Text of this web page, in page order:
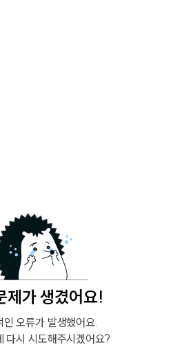
제가 생겼어요!
인 오류가 발생했어요.
다시 시도해주시겠어요?